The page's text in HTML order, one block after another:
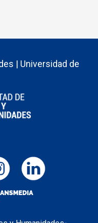
| Universidad de